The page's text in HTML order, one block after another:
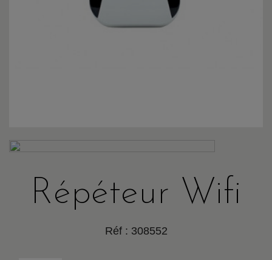
Répéteur Wifi
Réf : 308552